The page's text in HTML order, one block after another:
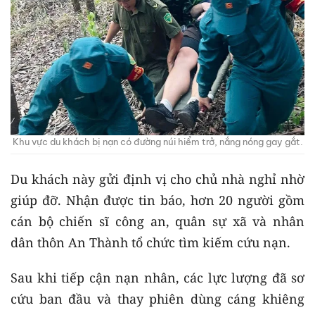
Khu vực du khách bị nạn có đường núi hiểm trở, nắng nóng gay gắt.
Du khách này gửi định vị cho chủ nhà nghỉ nhờ
giúp đỡ. Nhận được tin báo, hơn 20 người gồm
cán bộ chiến sĩ công an, quân sự xã và nhân
dân thôn An Thành tổ chức tìm kiếm cứu nạn.
Sau khi tiếp cận nạn nhân, các lực lượng đã sơ
cứu ban đầu và thay phiên dùng cáng khiêng